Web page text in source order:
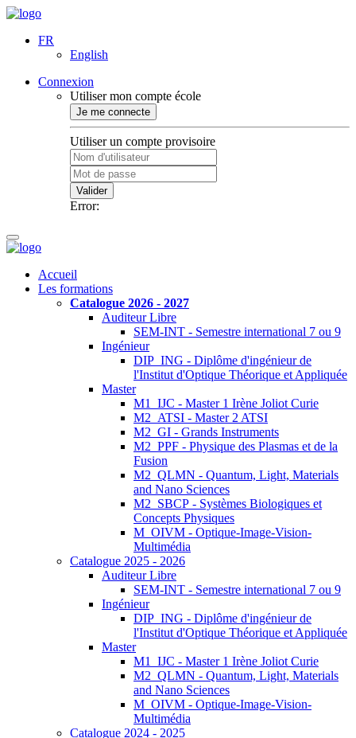
FR
English
Connexion
Utiliser mon compte école
Je me connecte
Utiliser un compte provisoire
Valider
Error:
Accueil
Les formations
Catalogue 2026 - 2027
Auditeur Libre
SEM-INT - Semestre international 7 ou 9
Ingénieur
DIP_ING - Diplôme d'ingénieur de
l'Institut d'Optique Théorique et Appliquée
Master
M1_IJC - Master 1 Irène Joliot Curie
M2_ATSI - Master 2 ATSI
M2_GI - Grands Instruments
M2_PPF - Physique des Plasmas et de la
Fusion
M2_QLMN - Quantum, Light, Materials
and Nano Sciences
M2_SBCP - Systèmes Biologiques et
Concepts Physiques
M_OIVM - Optique-Image-Vision-
Multimédia
Catalogue 2025 - 2026
Auditeur Libre
SEM-INT - Semestre international 7 ou 9
Ingénieur
DIP_ING - Diplôme d'ingénieur de
l'Institut d'Optique Théorique et Appliquée
Master
M1_IJC - Master 1 Irène Joliot Curie
M2_QLMN - Quantum, Light, Materials
and Nano Sciences
M_OIVM - Optique-Image-Vision-
Multimédia
Catalogue 2024 - 2025